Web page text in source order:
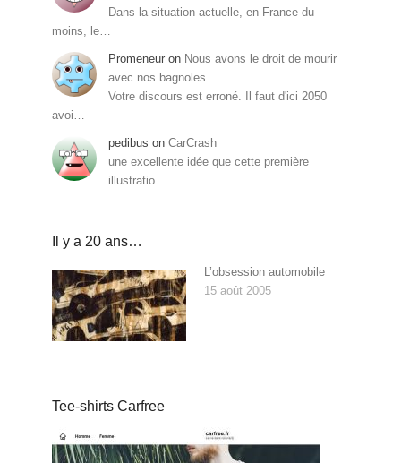
Dans la situation actuelle, en France du
moins, le…
Promeneur on Nous avons le droit de mourir
avec nos bagnoles
Votre discours est erroné. Il faut d'ici 2050
avoi…
pedibus on CarCrash
une excellente idée que cette première
illustratio…
Il y a 20 ans…
L’obsession automobile
15 août 2005
Tee-shirts Carfree